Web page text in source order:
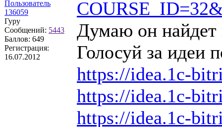
Пользователь
136059
Гуру
Сообщений: 5443
Баллов: 649
Регистрация:
16.07.2012
Думаю он найдет
Голосуй за идеи
https://idea.1c-
https://idea.1c-
https://idea.1c-